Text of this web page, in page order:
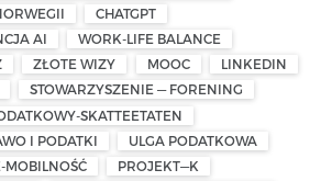
CHATGPT
AI
WORK-LIFE BALANCE
ZŁOTE WIZY MOOC
LINKEDIN
STOWARZYSZENIE — FORENING
SKATTEETATEN
I PODATKI
ULGA PODATKOWA
MOBILNOŚĆ
PROJEKT—K